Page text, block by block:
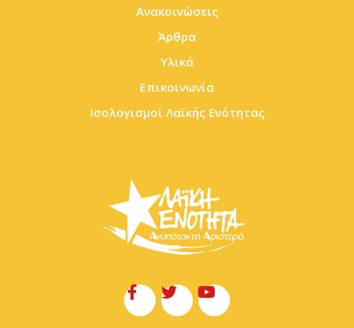
Ανακοινώσεις
Άρθρα
Υλικά
Επικοινωνία
Ισολογισμοί Λαϊκής Ενότητας